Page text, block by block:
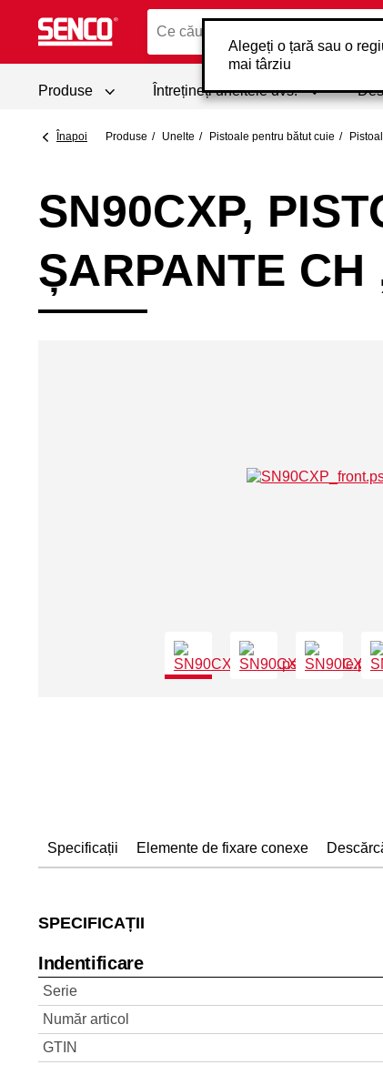
Alegeți o țară sau o
mai târziu
Produse Întrețineți uneltele dvs.
Înapoi Produse Unelte Pistoale pentru bătut cuie
SN90CXP,
ȘARPANTE CH
Specificații Elemente de fixare conexe
SPECIFICAȚII
Indentificare
Serie
Număr articol
GTIN